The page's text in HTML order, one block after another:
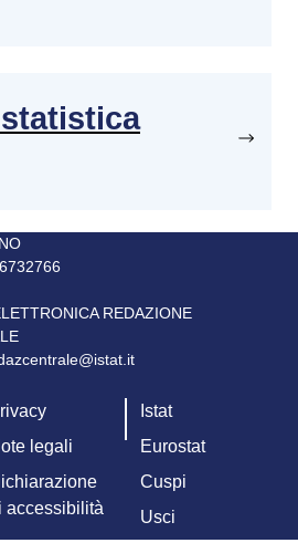
REDAZIONE
legali
accessibilità
Istat
Eurostat
Cuspi
Usci